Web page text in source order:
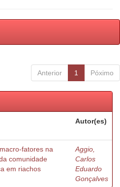
Anterior 1 Póximo
Autor(es)
fatores na
comunidade
em riachos
Aggio,
Carlos
Eduardo
Gonçalves